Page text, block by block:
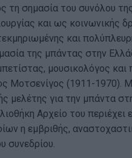
τη σημασία του συνόλου
και ως κοινωνικής
και
της μπάντας στην
μουσικολόγος και
Μοτσενίγος (1911-1970).
μελέτης για την μπάντα
Αρχείο του
η εμβριθής,
συνεδρίου.